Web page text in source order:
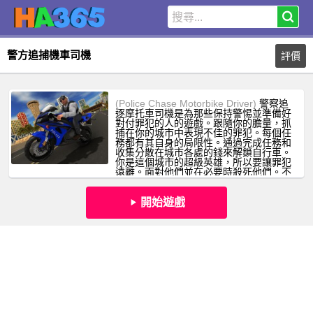
警方追捕機車司機 評價
(Police Chase Motorbike Driver) 警察追
逐摩托車司機是為那些保持警惕並準備好
對付罪犯的人的遊戲。跟隨你的膽量，抓
捕在你的城市中表現不佳的罪犯。每個任
務都有其自身的局限性。通過完成任務和
收集分散在城市各處的錢來解鎖自行車。
你是這個城市的超級英雄，所以要讓罪犯
遠離。面對他們並在必要時殺死他們。不
要讓他們跑掉！！！但是，每次 Impact
都會讓您的自行車失去健康。
開始遊戲